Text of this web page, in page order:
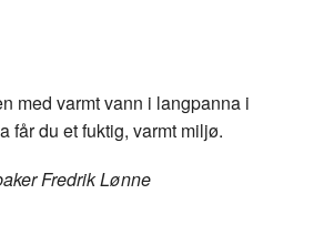
med varmt vann i langpanna i
får du et fuktig, varmt miljø.
Fredrik Lønne